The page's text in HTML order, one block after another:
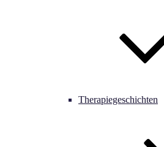
Therapiegeschichten